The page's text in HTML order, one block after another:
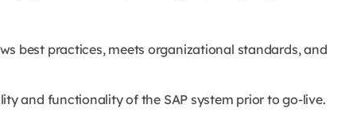
best practices, meets organizational standards, and
and functionality of the SAP system prior to go-live.